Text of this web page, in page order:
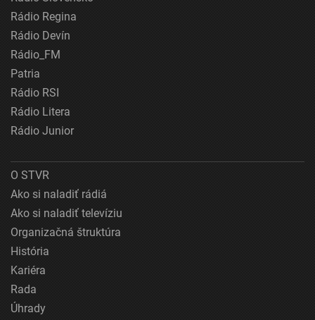
Rádio Regina
Rádio Devín
Rádio_FM
Patria
Rádio RSI
Rádio Litera
Rádio Junior
O STVR
Ako si naladiť rádiá
Ako si naladiť televíziu
Organizačná štruktúra
História
Kariéra
Rada
Úhrady